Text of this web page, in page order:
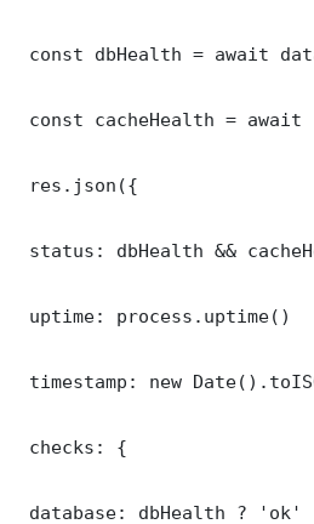
const dbHealth = await
const cacheHealth = await
res.json({
status: dbHealth &&
uptime: process.uptime()
timestamp: new
checks: {
database: dbHealth ?